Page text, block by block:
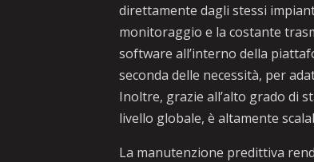
direttamente dagli stessi
monitoraggio e la costante
software all’interno della
seconda delle necessità, per
Inoltre, grazie all’alto grado di
livello globale, è altamente
La manutenzione predittiva